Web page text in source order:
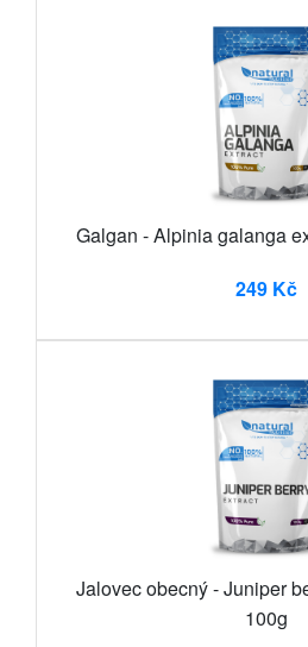
Galgan - Alpinia galanga
249 Kč
Jalovec obecný - Juniper
100g